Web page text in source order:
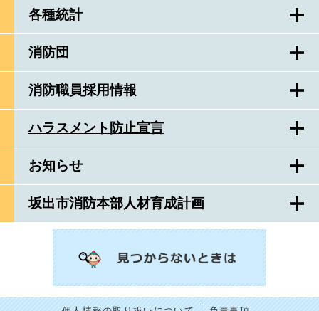
各種統計
消防団
消防職員採用情報
ハラスメント防止宣言
お知らせ
坂出市消防本部人材育成計画